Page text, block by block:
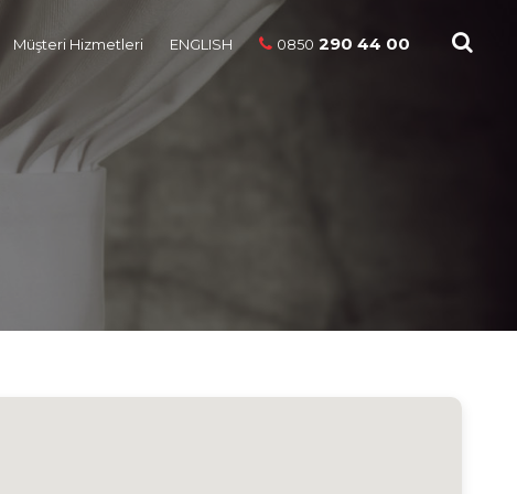
Müşteri Hizmetleri ENGLISH 0850 290 44 00